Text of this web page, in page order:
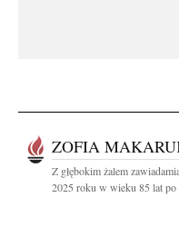
ZOFIA
Z głębokim żalem
2025 roku w wieku 85 lat po